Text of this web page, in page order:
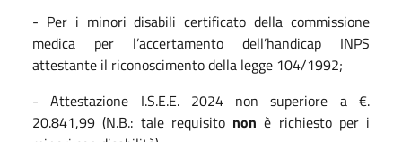
- Per i minori disabili certificato della commissione
medica per l’accertamento dell’handicap INPS
attestante il riconoscimento della legge 104/1992;
- Attestazione I.S.E.E. 2024 non superiore a €.
20.841,99 (N.B.: tale requisitonon è richiesto per i